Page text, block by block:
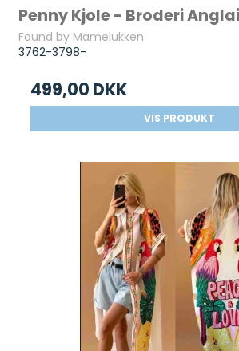
Penny Kjole - Broderi
Found by Mamelukken
3762-3798-
499,00 DKK
VIS PRODUKT